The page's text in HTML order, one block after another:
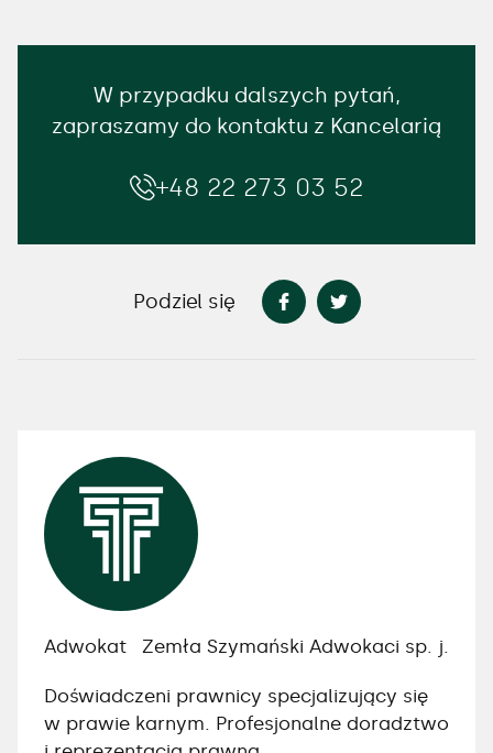
W przypadku dalszych pytań,
zapraszamy do kontaktu z Kancelarią
+48 22 273 03 52
Podziel się
Adwokat Zemła Szymański Adwokaci sp. j.
Doświadczeni prawnicy specjalizujący się
w prawie karnym. Profesjonalne doradztwo